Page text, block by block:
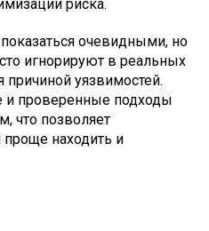
риска.
очевидными, но
игнорируют в реальных
причиной уязвимостей.
и проверенные подходы
что позволяет
проще находить и